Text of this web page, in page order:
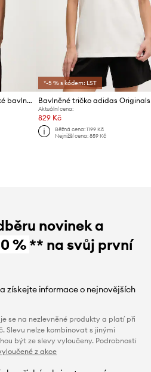
adidas Originals tričko dámské bavlněné Essentials
*-5 % s kódem: LST
Aktuální cena:
829 Kč
Běžná cena: 1199 Kč
Nejnižší cena: 859 Kč
novinek a
%** na svůj první
získejte informace o nejnovějších
se na nezlevněné produkty a platí při
Slevu nelze kombinovat s jinými
být ze slevy vyloučeny. Podrobnosti
z akce